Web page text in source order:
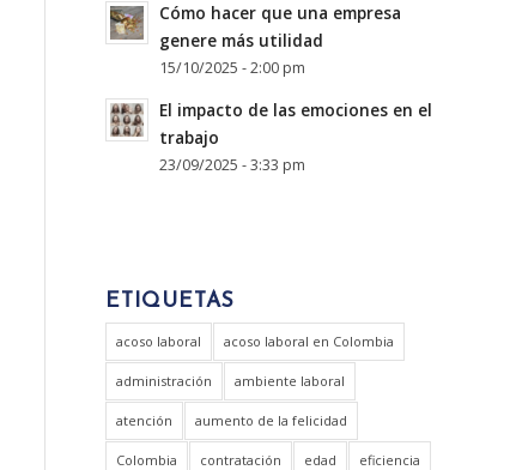
Cómo hacer que una empresa
genere más utilidad
15/10/2025 - 2:00 pm
El impacto de las emociones en el
trabajo
23/09/2025 - 3:33 pm
ETIQUETAS
acoso laboral acoso laboral en Colombia
administración ambiente laboral
atención aumento de la felicidad
Colombia contratación edad eficiencia